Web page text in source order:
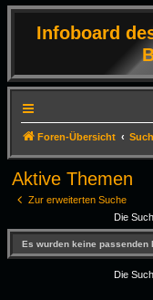
Infoboard
Foren-Übersicht
Aktive Themen
Zur erweiterten Suche
Die
Es wurden keine passenden
Die